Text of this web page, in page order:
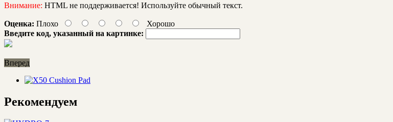
Внимание: HTML не поддерживается! Используйте обычный текст.
Оценка: Плохо
Хорошо
Введите код, указанный на картинке:
Вперед
Рекомендуем